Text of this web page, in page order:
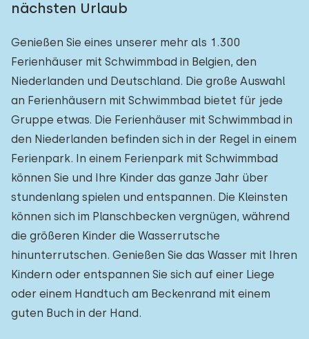
nächsten Urlaub
Genießen Sie eines unserer mehr als 1.300
Ferienhäuser mit Schwimmbad in Belgien, den
Niederlanden und Deutschland. Die große Auswahl
an Ferienhäusern mit Schwimmbad bietet für jede
Gruppe etwas. Die Ferienhäuser mit Schwimmbad in
den Niederlanden befinden sich in der Regel in einem
Ferienpark. In einem Ferienpark mit Schwimmbad
können Sie und Ihre Kinder das ganze Jahr über
stundenlang spielen und entspannen. Die Kleinsten
können sich im Planschbecken vergnügen, während
die größeren Kinder die Wasserrutsche
hinunterrutschen. Genießen Sie das Wasser mit Ihren
Kindern oder entspannen Sie sich auf einer Liege
oder einem Handtuch am Beckenrand mit einem
guten Buch in der Hand.